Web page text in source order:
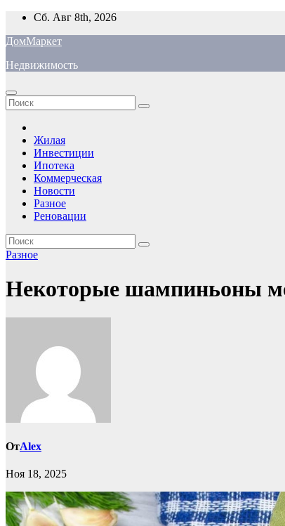
Перейти
содержимому
Сб. Авг 8th, 2026
ДомМаркет
Недвижимость
Жилая
Инвестиции
Ипотека
Коммерческая
Новости
Разное
Реновации
Разное
Некоторые шампиньоны
ОтAlex
Ноя 18, 2025